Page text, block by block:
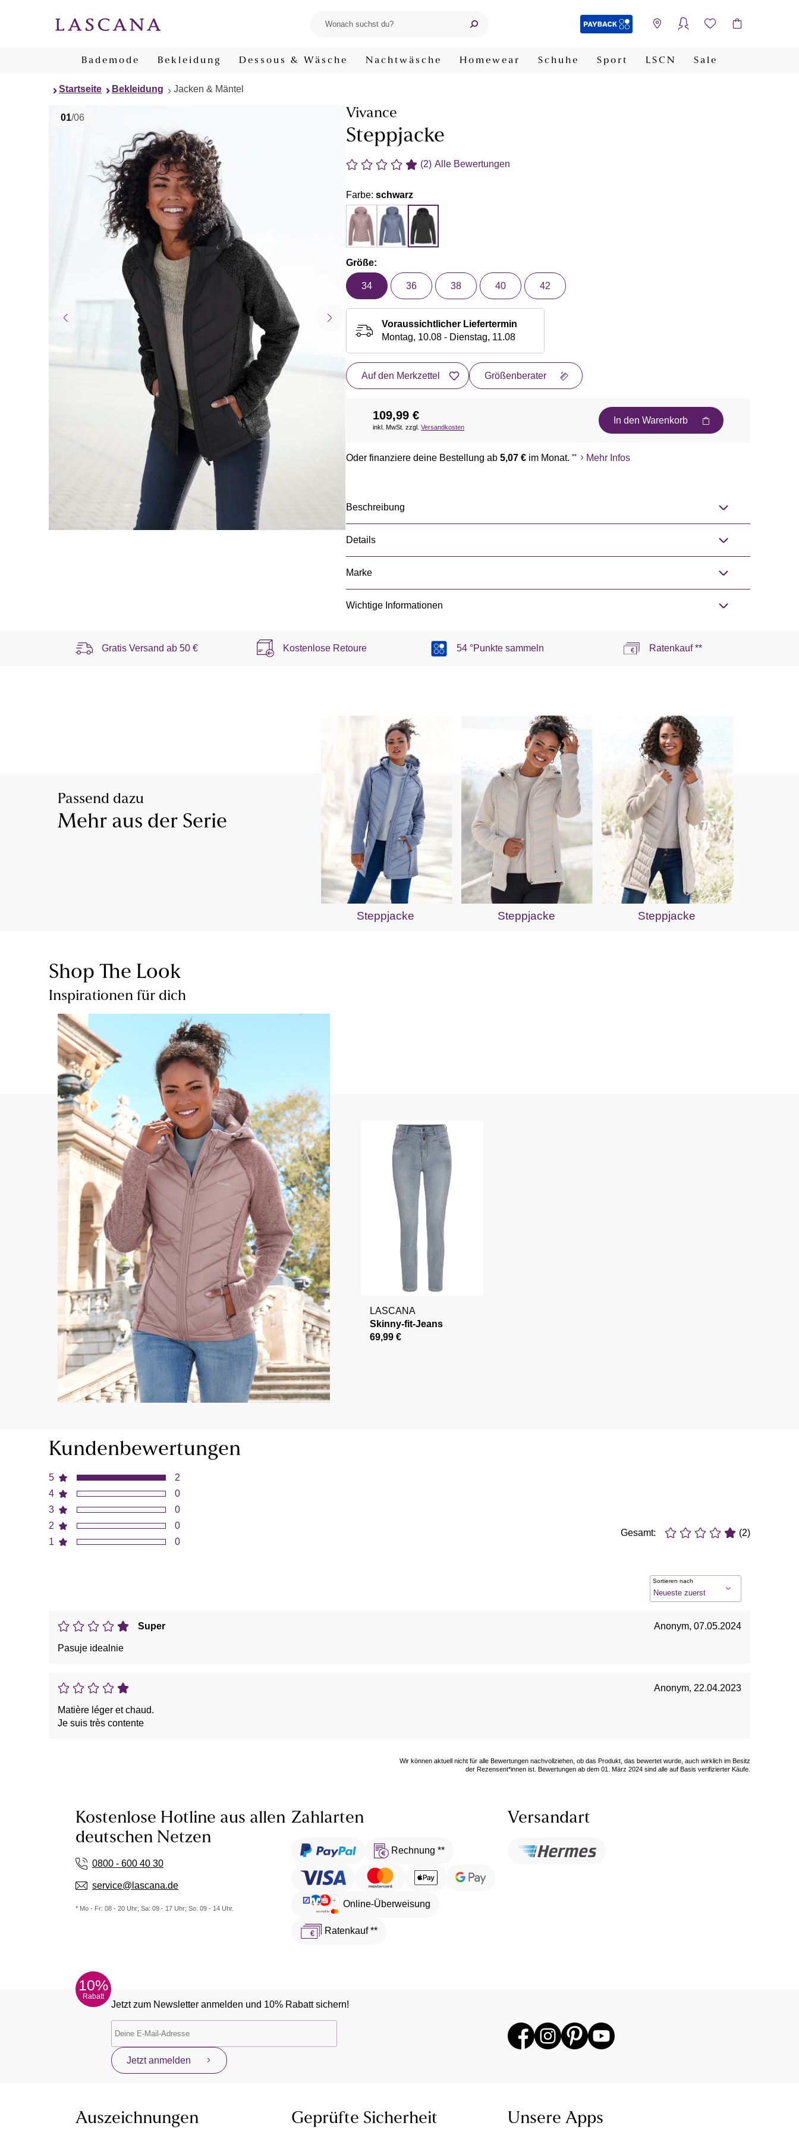
Bademode Bekleidung Dessous & Wäsche Nachtwäsche Homewear Schuhe Sport LSCN Sale
Startseite Bekleidung Jacken & Mäntel
01/06 Vivance
Steppjacke
(2) Alle Bewertungen
Farbe: schwarz
Größe:
34 36 38 40 42
Voraussichtlicher Liefertermin
Montag, 10.08 - Dienstag, 11.08
Auf den Merkzettel Größenberater
109,99 €
inkl. MwSt. zzgl. Versandkosten
In den Warenkorb
Oder finanziere deine Bestellung ab 5,07 € im Monat. ** Mehr Infos
Beschreibung
Details
Marke
Wichtige Informationen
Gratis Versand ab 50 € Kostenlose Retoure 54 °Punkte sammeln Ratenkauf **
Passend dazu
Mehr aus der Serie
Steppjacke Steppjacke Steppjacke
Shop The Look
Inspirationen für dich
LASCANA
Skinny-fit-Jeans
69,99 €
Kundenbewertungen
5
4
3
2
1
2
0
0
0
0
Gesamt: (2)
Sortieren nach
Super Anonym, 07.05.2024
Pasuje idealnie
Anonym, 22.04.2023
Matière léger et chaud.
Je suis très contente
Wir können aktuell nicht für alle Bewertungen nachvollziehen, ob das Produkt, das bewertet wurde, auch wirklich im Besitz
der Rezensent*innen ist. Bewertungen ab dem 01. März 2024 sind alle auf Basis verifizierter Käufe.
Kostenlose Hotline aus allen
deutschen Netzen
0800 - 600 40 30
service@lascana.de
* Mo - Fr: 08 - 20 Uhr; Sa: 09 - 17 Uhr; So: 09 - 14 Uhr.
Zahlarten
Rechnung **
Online-Überweisung
Ratenkauf **
Versandart
10%
Rabatt
Jetzt zum Newsletter anmelden und 10% Rabatt sichern!
Jetzt anmelden
Auszeichnungen Geprüfte Sicherheit Unsere Apps